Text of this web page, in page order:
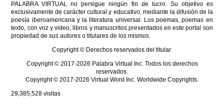
PALABRA VIRTUAL no persigue ningún fin de lucro. Su objetivo es
exclusivamente de carácter cultural y educativo, mediante la difusión de la
poesía iberoamericana y la literatura universal. Los poemas, poemas en
texto, con voz y video, libros y manuscritos presentados en este portal son
propiedad de sus autores o titulares de los mismos.
Copyright © Derechos reservados del titular.
Copyright © 2017-2026 Palabra Virtual Inc. Todos los derechos
reservados.
Copyright © 2017-2026 Virtual Word Inc. Worldwide Copyrights.
29,385,528 visitas